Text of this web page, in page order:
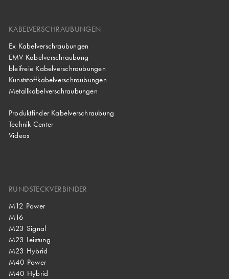
KABELVERSCHRAUBUNGEN
Ex Kabelverschraubungen
EMV Kabelverschraubung
bleifreie Kabelverschraubungen
Kunststoffkabelverschraubungen
Metallkabelverschraubungen
Produktfinder Kabelverschraubung
Technik Center
Videos
RUNDSTECKVERBINDER
M12 Power
M16
M23 Signal
M23 Leistung
M23 Hybrid
M40 Power
M40 Hybrid